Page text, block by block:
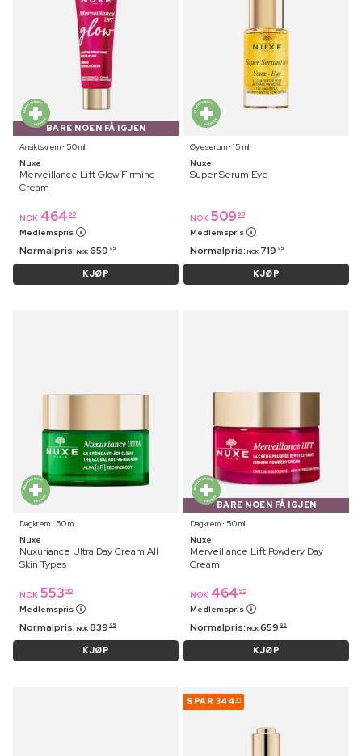
BARE NOEN FÅ IGJEN
Ansiktskrem ⋅ 50 ml
Nuxe
Merveillance Lift Glow Firming
Cream
NOK 464 95
Medlemspris
Normalpris: NOK 659 95
KJØP
Øyeserum ⋅ 15 ml
Nuxe
Super Serum Eye
NOK 509 95
Medlemspris
Normalpris: NOK 719 95
KJØP
Dagkrem ⋅ 50 ml
Nuxe
Nuxuriance Ultra Day Cream All
Skin Types
NOK 553 95
Medlemspris
Normalpris: NOK 839 95
KJØP
BARE NOEN FÅ IGJEN
Dagkrem ⋅ 50 ml
Nuxe
Merveillance Lift Powdery Day
Cream
NOK 464 95
Medlemspris
Normalpris: NOK 659 95
KJØP
SPAR 344 51